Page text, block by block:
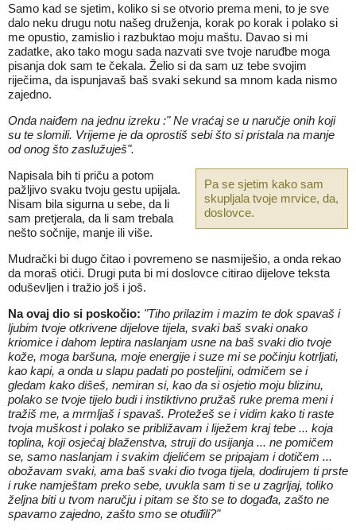
Samo kad se sjetim, koliko si se otvorio prema meni, to je sve
dalo neku drugu notu našeg druženja, korak po korak i polako si
me opustio, zamislio i razbuktao moju maštu. Davao si mi
zadatke, ako tako mogu sada nazvati sve tvoje naruđbe moga
pisanja dok sam te čekala. Želio si da sam uz tebe svojim
riječima, da ispunjavaš baš svaki sekund sa mnom kada nismo
zajedno.
Onda naiđem na jednu izreku :" Ne vraćaj se u naručje onih koji
su te slomili. Vrijeme je da oprostiš sebi što si pristala na manje
od onog što zaslužuješ".
Pa se sjetim kako sam
skupljala tvoje mrvice, da,
doslovce.
Napisala bih ti priču a potom
pažljivo svaku tvoju gestu upijala.
Nisam bila sigurna u sebe, da li
sam pretjerala, da li sam trebala
nešto sočnije, manje ili više.
Mudrački bi dugo čitao i povremeno se nasmiješio, a onda rekao
da moraš otići. Drugi puta bi mi doslovce citirao dijelove teksta
oduševljen i tražio još i još.
Na ovaj dio si poskočio: "Tiho prilazim i mazim te dok spavaš i
ljubim tvoje otkrivene dijelove tijela, svaki baš svaki onako
kriomice i dahom leptira naslanjam usne na baš svaki dio tvoje
kože, moga baršuna, moje energije i suze mi se počinju kotrljati,
kao kapi, a onda u slapu padati po posteljini, odmičem se i
gledam kako dišeš, nemiran si, kao da si osjetio moju blizinu,
polako se tvoje tijelo budi i instiktivno pružaš ruke prema meni i
tražiš me, a mrmljaš i spavaš. Protežeš se i vidim kako ti raste
tvoja muškost i polako se približavam i liježem kraj tebe ... koja
toplina, koji osjećaj blaženstva, struji do usijanja ... ne pomičem
se, samo naslanjam i svakim djelićem se pripajam i dotičem ...
obožavam svaki, ama baš svaki dio tvoga tijela, dodirujem ti prste
i ruke namještam preko sebe, uvukla sam ti se u zagrljaj, toliko
željna biti u tvom naručju i pitam se što se to događa, zašto ne
spavamo zajedno, zašto smo se otuđili?"